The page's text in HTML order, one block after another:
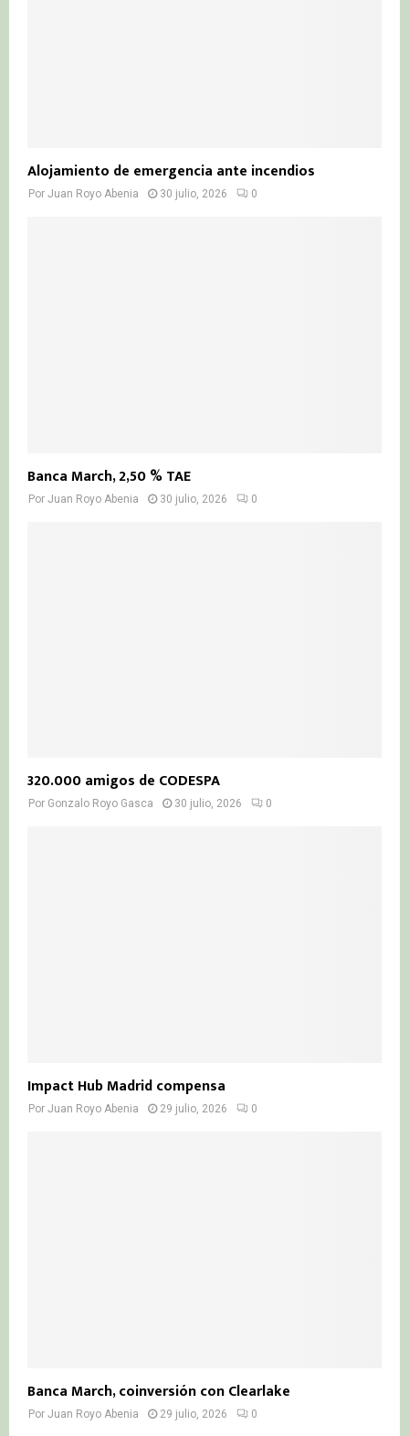
Alojamiento de emergencia ante incendios
Por Juan Royo Abenia 30 julio, 2026 0
Banca March, 2,50 % TAE
Por Juan Royo Abenia 30 julio, 2026 0
320.000 amigos de CODESPA
Por Gonzalo Royo Gasca 30 julio, 2026 0
Impact Hub Madrid compensa
Por Juan Royo Abenia 29 julio, 2026 0
Banca March, coinversión con Clearlake
Por Juan Royo Abenia 29 julio, 2026 0